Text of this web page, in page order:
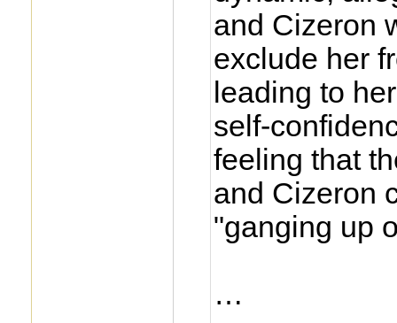
and Cizeron
exclude her
leading to
self-
feeling that
and Cizeron
"ganging up
…